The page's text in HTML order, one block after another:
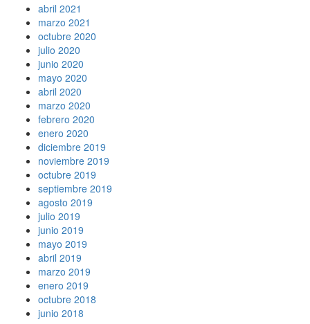
abril 2021
marzo 2021
octubre 2020
julio 2020
junio 2020
mayo 2020
abril 2020
marzo 2020
febrero 2020
enero 2020
diciembre 2019
noviembre 2019
octubre 2019
septiembre 2019
agosto 2019
julio 2019
junio 2019
mayo 2019
abril 2019
marzo 2019
enero 2019
octubre 2018
junio 2018